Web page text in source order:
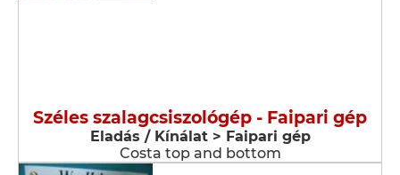
Széles szalagcsiszológép - Faipari gép
Eladás / Kínálat > Faipari gép
Costa top and bottom